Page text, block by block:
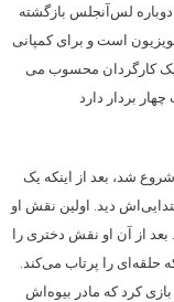
لس‌آنجلس بازگشته
است و برای کمپانی
کارگردان محسوب می
بردار دارد
شد، بعد از اینکه یک
دید. اولین نقش او
از آن او نقش دختری را
حلقه‌ای را پرتاب می‌کند.
کرد که مادر بیوه‌اش